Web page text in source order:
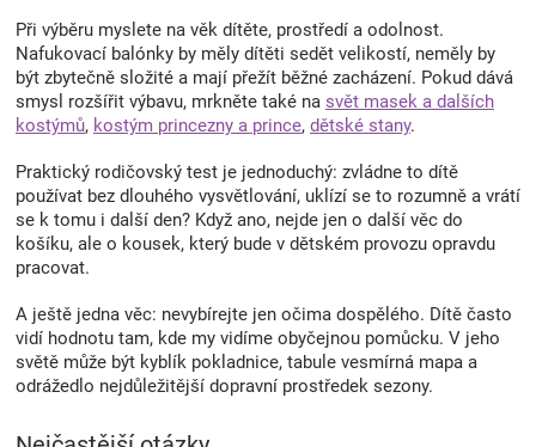
Při výběru myslete na věk dítěte, prostředí a odolnost.
Nafukovací balónky by měly dítěti sedět velikostí, neměly by
být zbytečně složité a mají přežít běžné zacházení. Pokud dává
smysl rozšířit výbavu, mrkněte také na svět masek a dalších
kostýmů, kostým princezny a prince, dětské stany.
Praktický rodičovský test je jednoduchý: zvládne to dítě
používat bez dlouhého vysvětlování, uklízí se to rozumně a vrátí
se k tomu i další den? Když ano, nejde jen o další věc do
košíku, ale o kousek, který bude v dětském provozu opravdu
pracovat.
A ještě jedna věc: nevybírejte jen očima dospělého. Dítě často
vidí hodnotu tam, kde my vidíme obyčejnou pomůcku. V jeho
světě může být kyblík pokladnice, tabule vesmírná mapa a
odrážedlo nejdůležitější dopravní prostředek sezony.